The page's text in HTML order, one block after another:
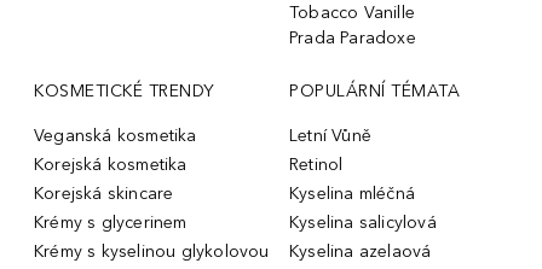
Tobacco Vanille
Prada Paradoxe
KOSMETICKÉ TRENDY
Veganská kosmetika
Korejská kosmetika
Korejská skincare
Krémy s glycerinem
Krémy s kyselinou glykolovou
POPULÁRNÍ TÉMATA
Letní Vůně
Retinol
Kyselina mléčná
Kyselina salicylová
Kyselina azelaová